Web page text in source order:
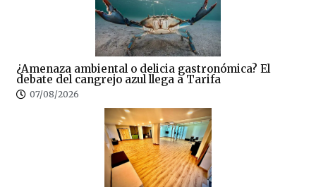
¿Amenaza ambiental o delicia gastronómica? El
debate del cangrejo azul llega a Tarifa
07/08/2026